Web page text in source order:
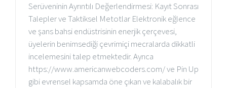
Serüveninin Ayrıntılı Değerlendirmesi: Kayıt Sonrası
Talepler ve Taktiksel Metotlar Elektronik eğlence
ve şans bahsi endüstrisinin enerjik çerçevesi,
üyelerin benimsediği çevrimiçi mecralarda dikkatli
incelemesini talep etmektedir. Ayrıca
https://www.americanwebcoders.com/ ve Pin Up
gibi evrensel kapsamda öne çıkan ve kalabalık bir